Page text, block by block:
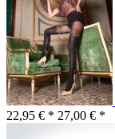
22,95 € * 27,00 € *